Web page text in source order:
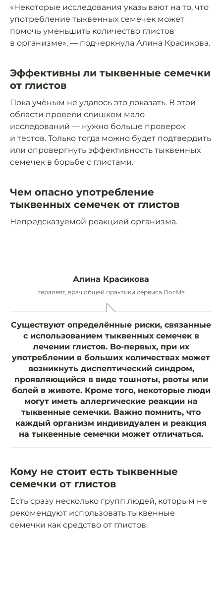
«Некоторые исследования указывают на то, что
употребление тыквенных семечек может
помочь уменьшить количество глистов
в организме», — подчеркнула Алина Красикова.
Эффективны ли тыквенные семечки
от глистов
Пока учёным не удалось это доказать. В этой
области провели слишком мало
исследований — нужно больше проверок
и тестов. Только тогда можно будет подтвердить
или опровергнуть эффективность тыквенных
семечек в борьбе с глистами.
Чем опасно употребление
тыквенных семечек от глистов
Непредсказуемой реакцией организма.
Алина Красикова
терапевт, врач общей практики сервиса DocMa
Существуют определённые риски, связанные
с использованием тыквенных семечек в
лечении глистов. Во-первых, при их
употреблении в больших количествах может
возникнуть диспептический синдром,
проявляющийся в виде тошноты, рвоты или
болей в животе. Кроме того, некоторые люди
могут иметь аллергические реакции на
тыквенные семечки. Важно помнить, что
каждый организм индивидуален и реакция
на тыквенные семечки может отличаться.
Кому не стоит есть тыквенные
семечки от глистов
Есть сразу несколько групп людей, которым не
рекомендуют использовать тыквенные
семечки как средство от глистов.